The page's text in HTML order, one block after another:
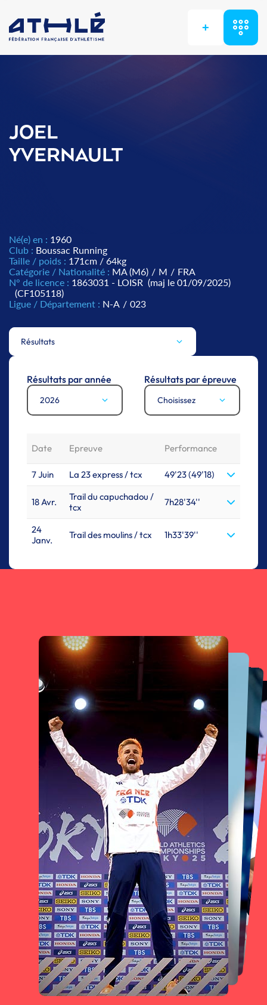
+
JOEL
YVERNAULT
Né(e) en : 1960
Club : Boussac Running
Taille / poids : 171cm / 64kg
Catégorie / Nationalité : MA (M6) / M / FRA
N° de licence : 1863031 - LOISR (maj le 01/09/2025)
(CF105118)
Ligue / Département : N-A / 023
Résultats
Résultats par année
2026
Résultats par épreuve
Choisissez
Date Epreuve Performance
7 Juin La 23 express / tcx 49'23 (49'18)
18 Avr.
Trail du capuchadou /
tcx
7h28'34''
24
Janv.
Trail des moulins / tcx 1h33'39''